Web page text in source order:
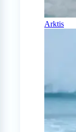
Arktis